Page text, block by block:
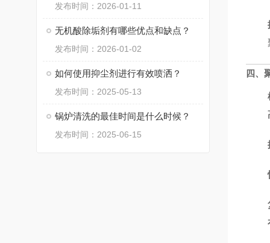
发布时间：2026-01-11
无机酸除垢剂有哪些优点和缺点？
发布时间：2026-01-02
如何使用抑尘剂进行有效喷洒？
发布时间：2025-05-13
锅炉清洗的最佳时间是什么时候？
发布时间：2025-06-15
四、